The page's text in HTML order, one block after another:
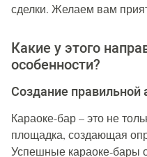
сделки. Желаем вам
Какие у этого
особенности?
Создание
Караоке-бар – это не
площадка, создающая
Успешные караоке-бары